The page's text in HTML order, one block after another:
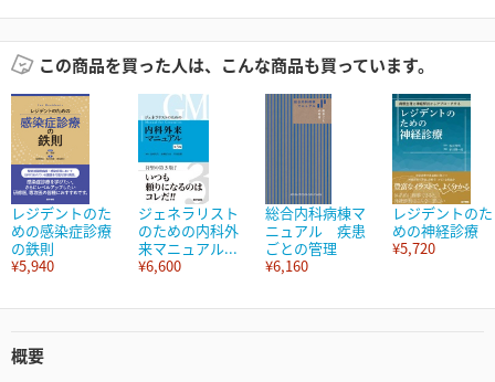
この商品を買った人は、こんな商品も買っています。
レジデントのた
めの感染症診療
の鉄則
¥5,940
ジェネラリスト
のための内科外
来マニュアル...
¥6,600
総合内科病棟マ
ニュアル 疾患
ごとの管理
¥6,160
レジデントのた
めの神経診療
¥5,720
概要